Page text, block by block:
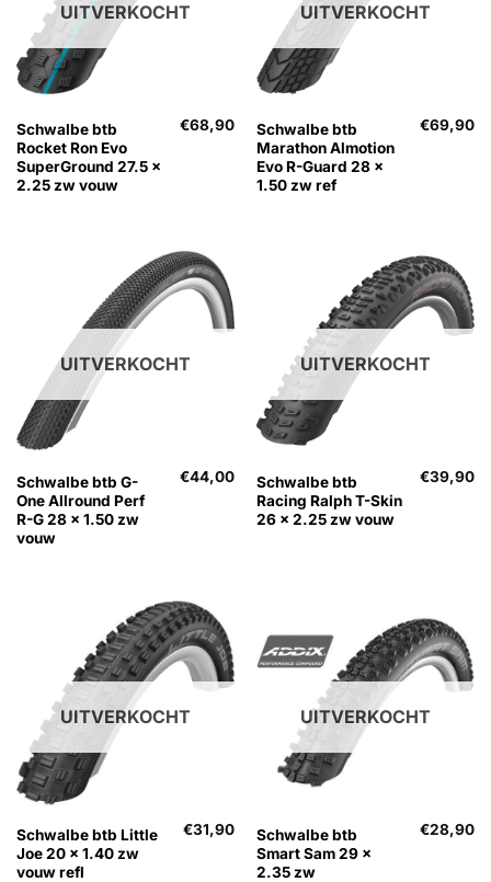
UITVERKOCHT
Schwalbe btb
Rocket Ron Evo
SuperGround 27.5 x
2.25 zw vouw
€68,90
UITVERKOCHT
Schwalbe btb
Marathon Almotion
Evo R-Guard 28 x
1.50 zw ref
€69,90
UITVERKOCHT
Schwalbe btb G-
One Allround Perf
R-G 28 x 1.50 zw
vouw
€44,00
UITVERKOCHT
Schwalbe btb
Racing Ralph T-Skin
26 x 2.25 zw vouw
€39,90
UITVERKOCHT
Schwalbe btb Little
Joe 20 x 1.40 zw
vouw refl
€31,90
UITVERKOCHT
Schwalbe btb
Smart Sam 29 x
2.35 zw
€28,90